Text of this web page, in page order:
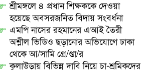
শ্রীমঙ্গলে ৪ প্রধান শিক্ষককে দেওয়া
হয়েছে অবসরজনিত বিদায় সংবর্ধনা
এমপি নাসের রহমানের এআই তৈরী
অশ্লীল ভিডিও ছড়ানোর অভিযোগে ঢাকা
থেকে আ/সামি গ্রে/প্তা/র
কুলাউড়ায় বিভিন্ন দাবি নিয়ে চা-শ্রমিকদের